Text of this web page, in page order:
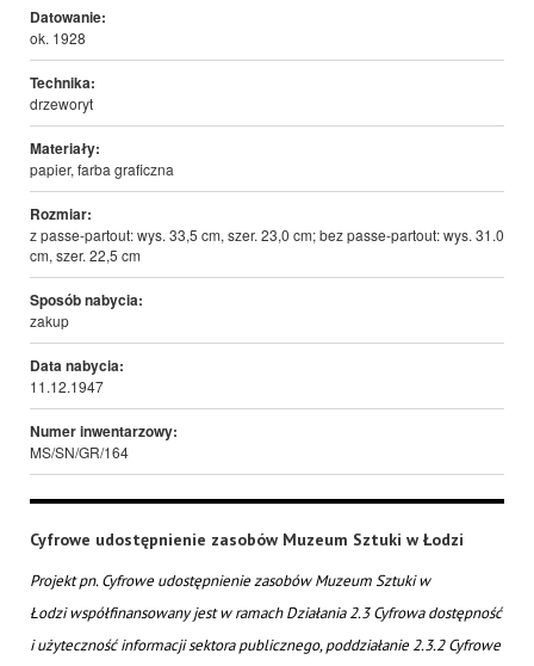
Datowanie:
ok. 1928
Technika:
drzeworyt
Materiały:
papier, farba graficzna
Rozmiar:
z passe-partout: wys. 33,5 cm, szer. 23,0 cm; bez passe-partout: wys. 31.0
cm, szer. 22,5 cm
Sposób nabycia:
zakup
Data nabycia:
11.12.1947
Numer inwentarzowy:
MS/SN/GR/164
Cyfrowe udostępnienie zasobów Muzeum Sztuki w Łodzi
Projekt pn. Cyfrowe udostępnienie zasobów Muzeum Sztuki w
Łodzi współfinansowany jest w ramach Działania 2.3 Cyfrowa dostępność
i użyteczność informacji sektora publicznego, poddziałanie 2.3.2 Cyfrowe